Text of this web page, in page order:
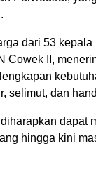
dari 53
Cowek II,
selimut, dan
dapat
hingga kini